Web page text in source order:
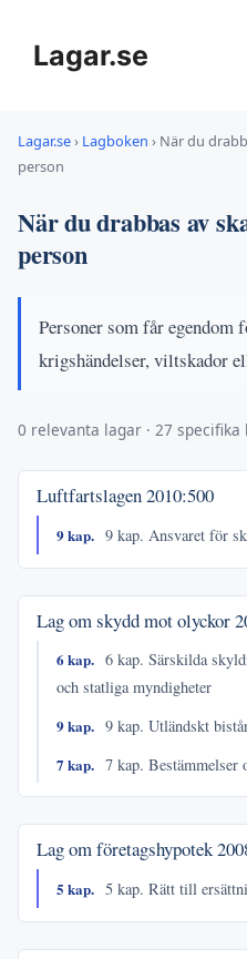
innehållLagar.se
Lagar.se› Lagboken › När du
person
När du drabbas av
person
Personer som får egendom
krigshändelser, viltskador
0 relevanta lagar · 27 specifika
Luftfartslagen2010:500
9 kap. 9 kap. Ansvaret för
Lag om skydd mot olyckor
6 kap. 6 kap. Särskilda
och statliga myndigheter
9 kap. 9 kap. Utländskt
7 kap. 7 kap. Bestämmelser
Lag om företagshypotek
5 kap. 5 kap. Rätt till